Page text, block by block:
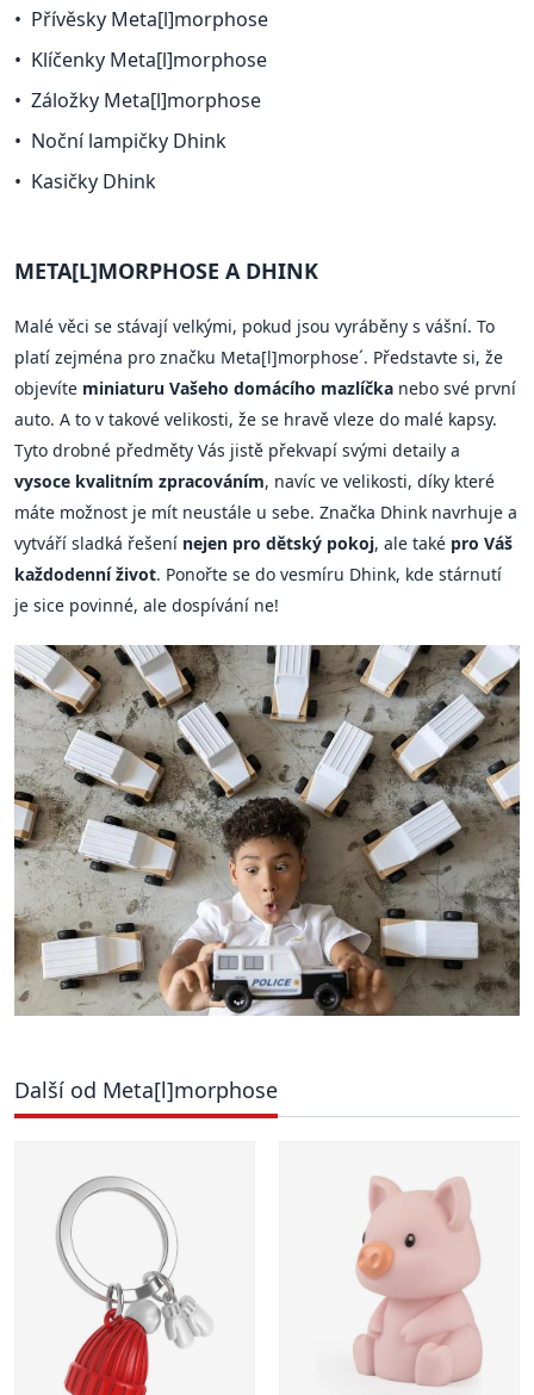
Přívěsky Meta[l]morphose
Klíčenky Meta[l]morphose
Záložky Meta[l]morphose
Noční lampičky Dhink
Kasičky Dhink
META[L]MORPHOSE A DHINK
Malé věci se stávají velkými, pokud jsou vyráběny s vášní. To
platí zejména pro značku Meta[l]morphose´. Představte si, že
objevíte miniaturu Vašeho domácího mazlíčka nebo své první
auto. A to v takové velikosti, že se hravě vleze do malé kapsy.
Tyto drobné předměty Vás jistě překvapí svými detaily a
vysoce kvalitním zpracováním, navíc ve velikosti, díky které
máte možnost je mít neustále u sebe. Značka Dhink navrhuje a
vytváří sladká řešení nejen pro dětský pokoj, ale také pro Váš
každodenní život. Ponořte se do vesmíru Dhink, kde stárnutí
je sice povinné, ale dospívání ne!
Další od Meta[l]morphose